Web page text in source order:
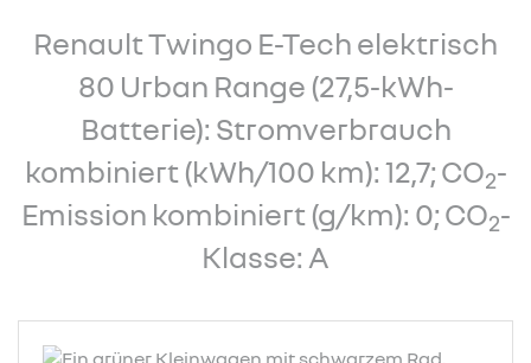
Renault Twingo E-Tech elektrisch
80 Urban Range (27,5-kWh-
Batterie): Stromverbrauch
kombiniert (kWh/100 km): 12,7; CO2-
Emission kombiniert (g/km): 0; CO2-
Klasse: A